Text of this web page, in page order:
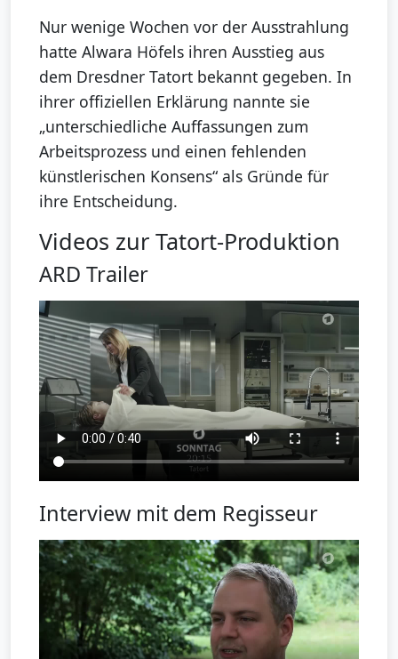
Nur wenige Wochen vor der Ausstrahlung
hatte Alwara Höfels ihren Ausstieg aus
dem Dresdner Tatort bekannt gegeben. In
ihrer offiziellen Erklärung nannte sie
„unterschiedliche Auffassungen zum
Arbeitsprozess und einen fehlenden
künstlerischen Konsens“ als Gründe für
ihre Entscheidung.
Videos zur Tatort-Produktion
ARD Trailer
Interview mit dem Regisseur